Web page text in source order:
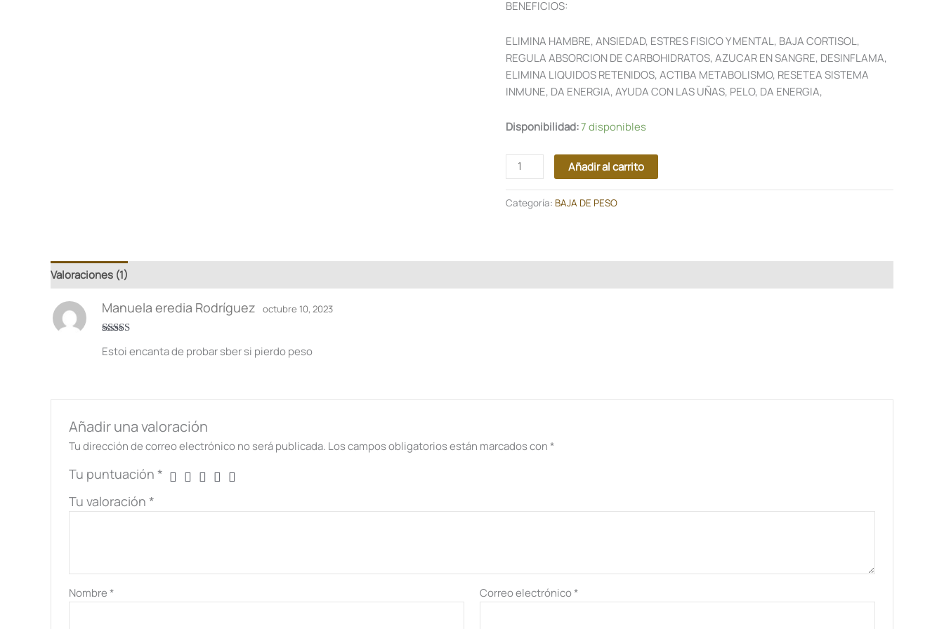
valoración
BENEFICIOS:
ELIMINA HAMBRE, ANSIEDAD, ESTRES FISICO Y MENTAL, BAJA CORTISOL,
REGULA ABSORCION DE CARBOHIDRATOS, AZUCAR EN SANGRE, DESINFLAMA,
ELIMINA LIQUIDOS RETENIDOS, ACTIBA METABOLISMO, RESETEA SISTEMA
INMUNE, DA ENERGIA, AYUDA CON LAS UÑAS, PELO, DA ENERGIA,
Disponibilidad:7 disponibles
Añadir al carrito
Categoría: BAJA DE PESO
Valoraciones (1)
5de 5
Manuela eredia Rodríguez octubre 10, 2023
Estoi encanta de probar sber si pierdo peso
Añadir una valoración
Tu dirección de correo electrónico no será publicada. Los campos obligatorios están marcados con*
Tu puntuación*
Tu valoración*
Nombre* Correo electrónico*